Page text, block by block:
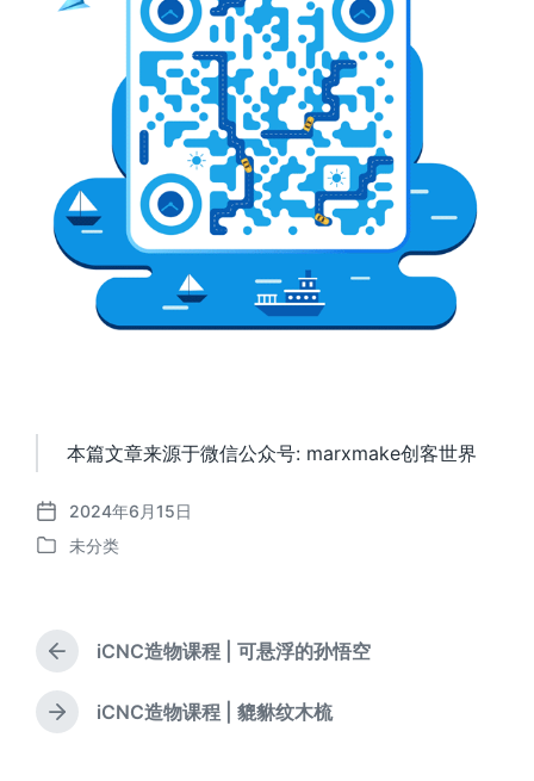
本篇文章来源于微信公众号: marxmake创客世界
发
布
2024年6月15日
发
未分类
上
篇
文
章
iCNC造物课程 | 可悬浮的孙悟空
下
iCNC造物课程 | 貔貅纹木梳